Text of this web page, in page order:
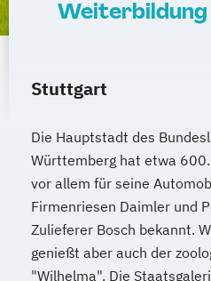
Stuttgart
Die Hauptstadt des
Württemberg hat etwa
vor allem für seine
Firmenriesen Daimler und
Zulieferer Bosch bekannt.
genießt aber auch der
"Wilhelma". Die